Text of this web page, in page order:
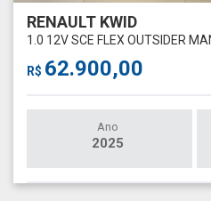
RENAULT KWID
1.0 12V SCE FLEX OUTSIDER
R$ 62.900,00
Ano
2025